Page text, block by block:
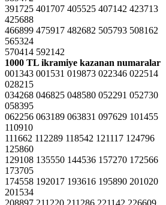
391725 401707 405525 407142 423713
425688
466899 475917 482682 505793 508162
565324
570414 592142
1000 TL ikramiye kazanan numaralar
001343 001531 019873 022346 022514
028215
034268 046825 048580 052291 052730
058395
062256 063189 063831 097629 101455
110910
111662 112289 118542 121117 124796
125860
129108 135550 144536 157270 172566
173705
174558 192017 193616 195890 201020
201534